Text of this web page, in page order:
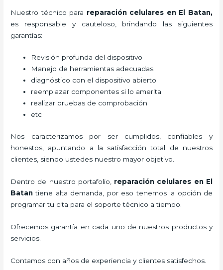
Nuestro técnico para reparación celulares en El Batan,
es responsable y cauteloso, brindando las siguientes
garantías:
Revisión profunda del dispositivo
Manejo de herramientas adecuadas
diagnóstico con el dispositivo abierto
reemplazar componentes si lo amerita
realizar pruebas de comprobación
etc
Nos caracterizamos por ser cumplidos, confiables y
honestos, apuntando a la satisfacción total de nuestros
clientes, siendo ustedes nuestro mayor objetivo.
Dentro de nuestro portafolio, reparación celulares en El
Batan tiene alta demanda, por eso tenemos la opción de
programar tu cita para el soporte técnico a tiempo.
Ofrecemos garantía en cada uno de nuestros productos y
servicios.
Contamos con años de experiencia y clientes satisfechos.